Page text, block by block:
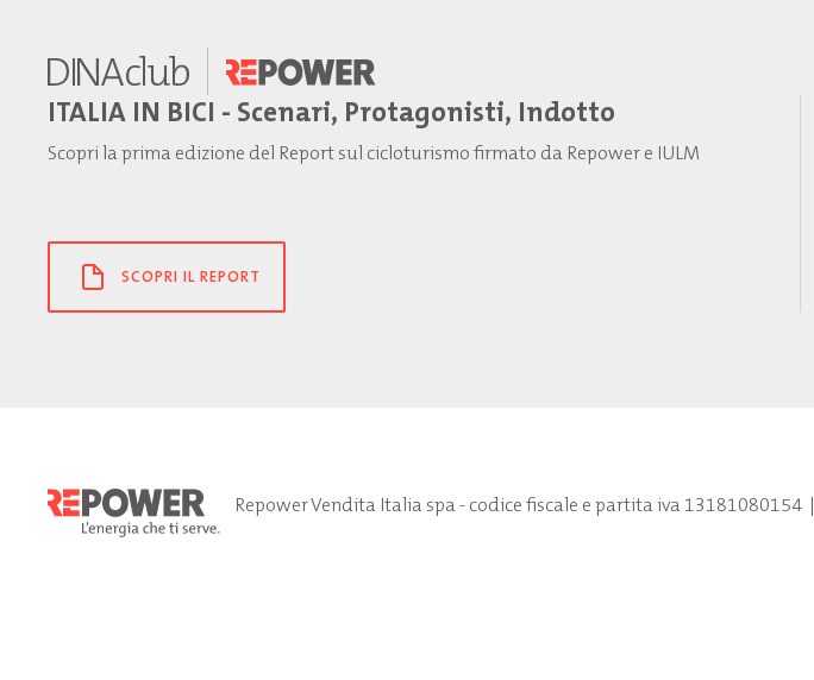
ITALIA IN BICI - Scenari, Protagonisti, Indotto
Scopri la prima edizione del Report sul cicloturismo firmato da Repower e IULM
SCOPRI IL REPORT
Repower Vendita Italia spa - codice fiscale e partita iva 13181080154|